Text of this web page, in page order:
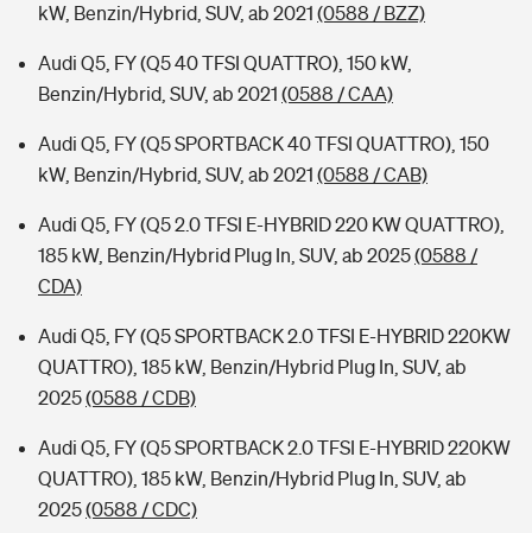
kW, Benzin/Hybrid, SUV, ab 2021 (0588 / BZZ)
Audi Q5, FY (Q5 40 TFSI QUATTRO), 150 kW,
Benzin/Hybrid, SUV, ab 2021 (0588 / CAA)
Audi Q5, FY (Q5 SPORTBACK 40 TFSI QUATTRO), 150
kW, Benzin/Hybrid, SUV, ab 2021 (0588 / CAB)
Audi Q5, FY (Q5 2.0 TFSI E-HYBRID 220 KW QUATTRO),
185 kW, Benzin/Hybrid Plug In, SUV, ab 2025(0588 /
CDA)
Audi Q5, FY (Q5 SPORTBACK 2.0 TFSI E-HYBRID 220KW
QUATTRO), 185 kW, Benzin/Hybrid Plug In, SUV, ab
2025(0588 / CDB)
Audi Q5, FY (Q5 SPORTBACK 2.0 TFSI E-HYBRID 220KW
QUATTRO), 185 kW, Benzin/Hybrid Plug In, SUV, ab
2025(0588 / CDC)